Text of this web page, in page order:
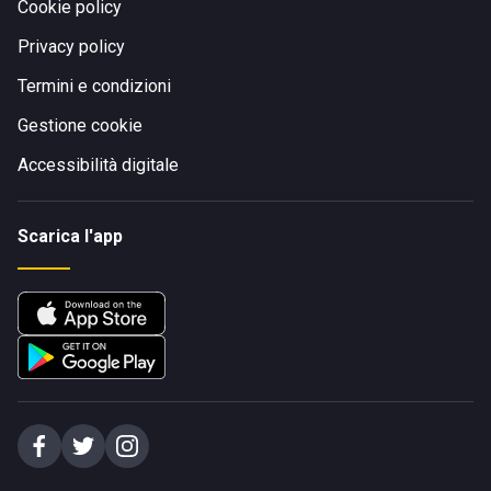
Cookie policy
Privacy policy
Termini e condizioni
Gestione cookie
Accessibilità digitale
Scarica l'app